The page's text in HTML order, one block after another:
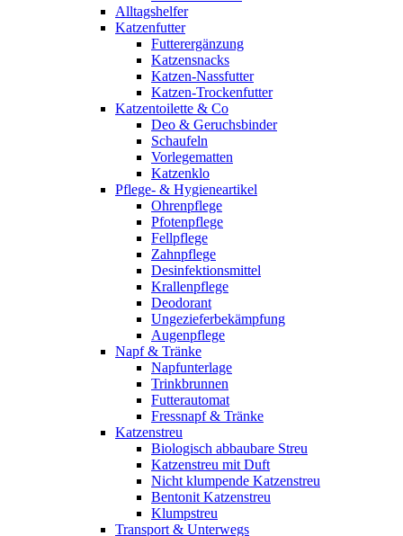
Alltagshelfer
Katzenfutter
Futterergänzung
Katzensnacks
Katzen-Nassfutter
Katzen-Trockenfutter
Katzentoilette & Co
Deo & Geruchsbinder
Schaufeln
Vorlegematten
Katzenklo
Pflege- & Hygieneartikel
Ohrenpflege
Pfotenpflege
Fellpflege
Zahnpflege
Desinfektionsmittel
Krallenpflege
Deodorant
Ungezieferbekämpfung
Augenpflege
Napf & Tränke
Napfunterlage
Trinkbrunnen
Futterautomat
Fressnapf & Tränke
Katzenstreu
Biologisch abbaubare Streu
Katzenstreu mit Duft
Nicht klumpende Katzenstreu
Bentonit Katzenstreu
Klumpstreu
Transport & Unterwegs